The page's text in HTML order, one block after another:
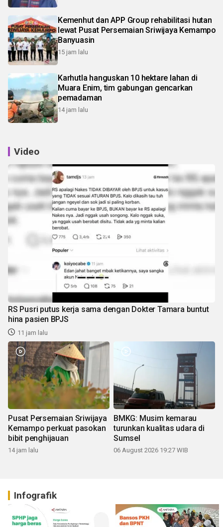
Kemenhut dan APP Group rehabilitasi hutan
lewat Pusat Persemaian Sriwijaya Kemampo
Banyuasin
15 jam lalu
Karhutla hanguskan 10 hektare lahan di
Muara Enim, tim gabungan gencarkan
pemadaman
14 jam lalu
Video
RS Pusri putus kerja sama dengan Dokter Tamara buntut
hina pasien BPJS
11 jam lalu
Pusat Persemaian Sriwijaya
Kemampo perkuat pasokan
bibit penghijauan
14 jam lalu
BMKG: Musim kemarau
turunkan kualitas udara di
Sumsel
06 August 2026 19:27 WIB
Infografik